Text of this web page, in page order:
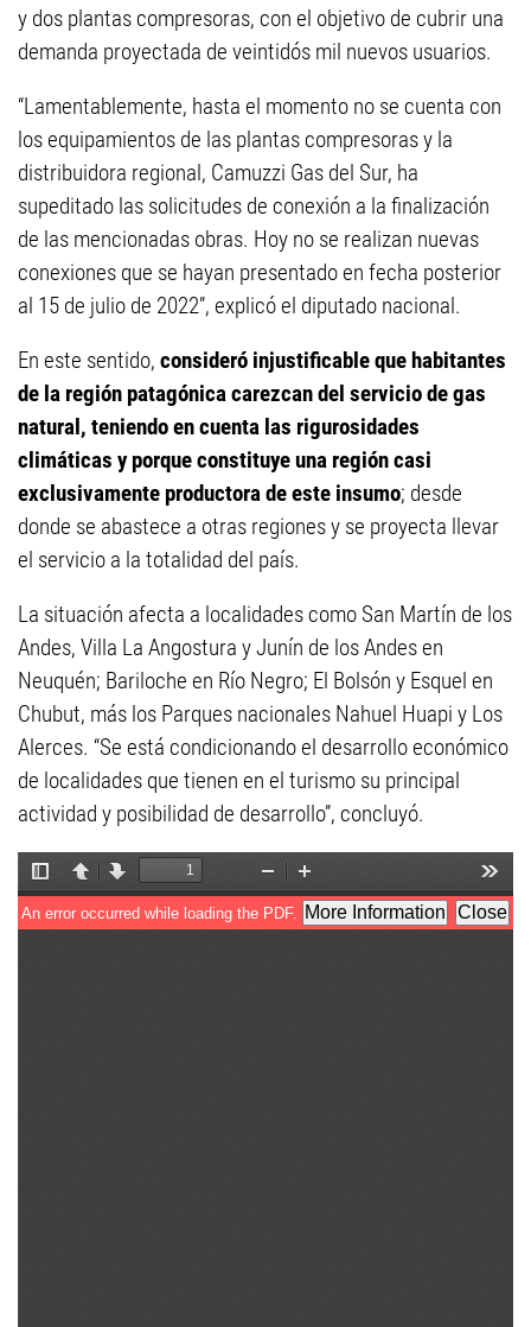
y dos plantas compresoras, con el objetivo de cubrir una
demanda proyectada de veintidós mil nuevos usuarios.
“Lamentablemente, hasta el momento no se cuenta con
los equipamientos de las plantas compresoras y la
distribuidora regional, Camuzzi Gas del Sur, ha
supeditado las solicitudes de conexión a la finalización
de las mencionadas obras. Hoy no se realizan nuevas
conexiones que se hayan presentado en fecha posterior
al 15 de julio de 2022”, explicó el diputado nacional.
En este sentido, consideró injustificable que habitantes
de la región patagónica carezcan del servicio de gas
natural, teniendo en cuenta las rigurosidades
climáticas y porque constituye una región casi
exclusivamente productora de este insumo; desde
donde se abastece a otras regiones y se proyecta llevar
el servicio a la totalidad del país.
La situación afecta a localidades como San Martín de los
Andes, Villa La Angostura y Junín de los Andes en
Neuquén; Bariloche en Río Negro; El Bolsón y Esquel en
Chubut, más los Parques nacionales Nahuel Huapi y Los
Alerces. “Se está condicionando el desarrollo económico
de localidades que tienen en el turismo su principal
actividad y posibilidad de desarrollo”, concluyó.